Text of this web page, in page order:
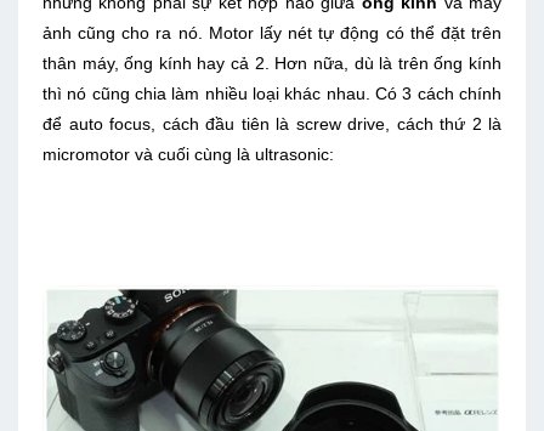
ảnh cũng cho ra nó. Motor lấy nét tự động có thể đặt trên
thân máy, ống kính hay cả 2. Hơn nữa, dù là trên ống kính
thì nó cũng chia làm nhiều loại khác nhau. Có 3 cách chính
để auto focus, cách đầu tiên là screw drive, cách thứ 2 là
micromotor và cuối cùng là ultrasonic: